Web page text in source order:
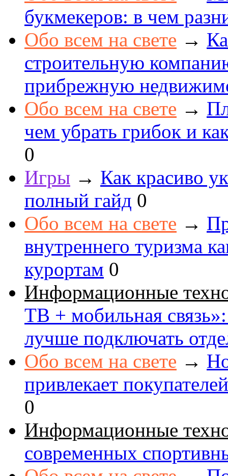
букмекеров: в чем
Обо всем на свете →
строительную
прибрежную
Обо всем на свете →
чем убрать грибок и
0
Игры → Как красиво
полный гайд 0
Обо всем на свете →
внутреннего туризма
курортам 0
Информационные
ТВ + мобильная
лучше подключать
Обо всем на свете →
привлекает
0
Информационные
современных